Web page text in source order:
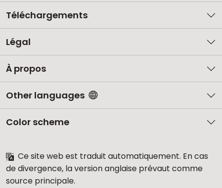
Téléchargements
Légal
À propos
Other languages
Color scheme
Ce site web est traduit automatiquement. En cas
de divergence, la version anglaise prévaut comme
source principale.